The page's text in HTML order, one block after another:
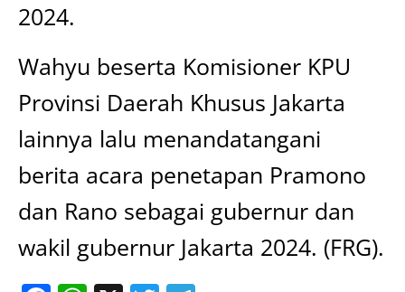
2024.
Wahyu beserta Komisioner KPU
Provinsi Daerah Khusus Jakarta
lainnya lalu menandatangani
berita acara penetapan Pramono
dan Rano sebagai gubernur dan
wakil gubernur Jakarta 2024. (FRG).